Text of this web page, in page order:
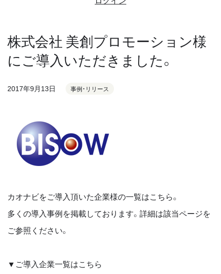
株式会社 美創プロモーション様
にご導入いただきました。
2017年9月13日 事例・リリース
カオナビをご導入頂いた企業様の一覧はこちら。
多くの導入事例を掲載しております。詳細は該当ページを
ご参照ください。
▼ご導入企業一覧はこちら